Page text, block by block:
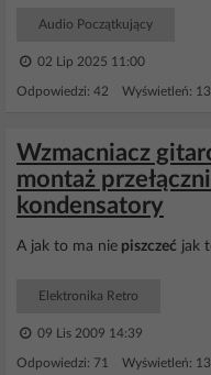
Audio Początkujący
02 Lip 2025 11:00
Odpowiedzi: 42 Wyświetleń:
Wzmacniacz
montaż
kondensatory
A jak to ma nie piszczeć jak
Elektronika Retro
09 Lis 2009 14:39
Odpowiedzi: 71 Wyświetleń: